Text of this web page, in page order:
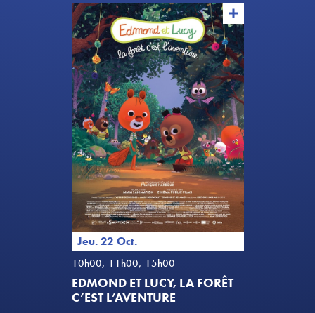
Jeu. 22 Oct.
10h00, 11h00, 15h00
EDMOND ET LUCY, LA FORÊT
C’EST L’AVENTURE